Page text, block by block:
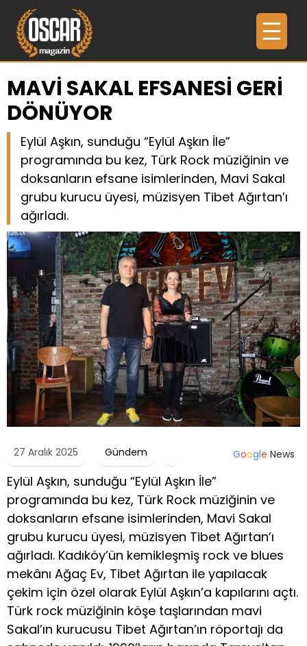
MAVİ SAKAL EFSANESİ GERİ
DÖNÜYOR
Eylül Aşkın, sunduğu “Eylül Aşkın İle”
programında bu kez, Türk Rock müziğinin ve
doksanların efsane isimlerinden, Mavi Sakal
grubu kurucu üyesi, müzisyen Tibet Ağırtan’ı
ağırladı.
27 Aralık 2025 Gündem Google News
Eylül Aşkın, sunduğu “Eylül Aşkın İle”
programında bu kez, Türk Rock müziğinin ve
doksanların efsane isimlerinden, Mavi Sakal
grubu kurucu üyesi, müzisyen Tibet Ağırtan’ı
ağırladı. Kadıköy’ün kemikleşmiş rock ve blues
mekânı Ağaç Ev, Tibet Ağırtan ile yapılacak
çekim için özel olarak Eylül Aşkın’a kapılarını açtı.
Türk rock müziğinin köşe taşlarından mavi
Sakal’ın kurucusu Tibet Ağırtan’ın röportajı da